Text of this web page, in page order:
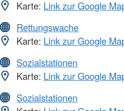
Karte: Link zur Google
Rettungswache
Karte: Link zur Google
Sozialstationen
Karte: Link zur Google
Sozialstationen